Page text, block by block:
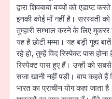
द्वारा शिवबाबा बच्चों को एडाप्ट
इनकी कोई माँ नहीं है। सरस्वती
तुम्हारी सम्भाल करने के लिए मुकरर
यह है छोटी मम्मा। यह बड़ी गुह्य
रहे हो, तुम्हें विद रिस्पेक्ट पास
रिस्पेक्ट पास हुए हैं। उन्हों को
सजा खानी नहीं पड़ी। बाप कहते
भारत का प्राचीन योग कहा जाता